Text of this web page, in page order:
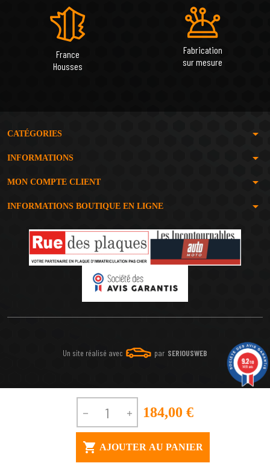
  184,00 €
 AJOUTER AU PANIER
France
Housses
Fabrication
sur mesure
CATÉGORIES arrow_drop_down
INFORMATIONS arrow_drop_down
MON COMPTE CLIENT arrow_drop_down
INFORMATIONS BOUTIQUE EN LIGNE arrow_drop_down
Un site réalisé avec par SERIOUSWEB
9.2/10
1491 avis